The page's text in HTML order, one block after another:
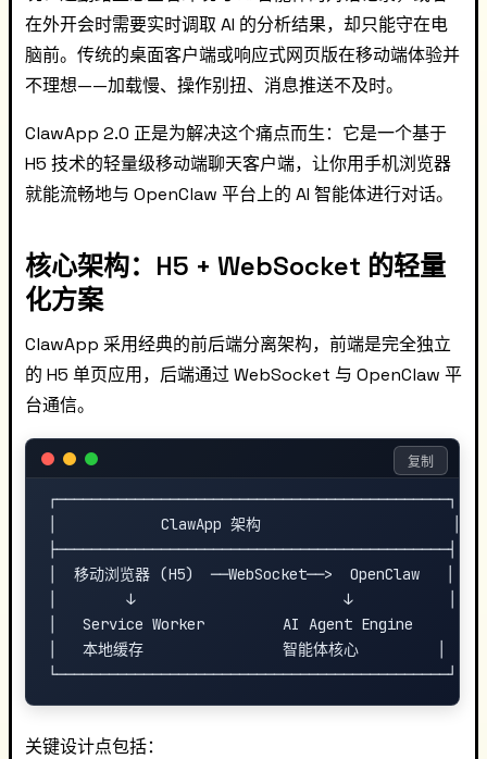
在外开会时需要实时调取 AI 的分析结果，却只能守在电
脑前。传统的桌面客户端或响应式网页版在移动端体验并
不理想——加载慢、操作别扭、消息推送不及时。
ClawApp 2.0 正是为解决这个痛点而生：它是一个基于
H5 技术的轻量级移动端聊天客户端，让你用手机浏览器
就能流畅地与 OpenClaw 平台上的 AI 智能体进行对话。
核心架构：H5 + WebSocket 的轻量
化方案
ClawApp 采用经典的前后端分离架构，前端是完全独立
的 H5 单页应用，后端通过 WebSocket 与 OpenClaw 平
台通信。
┌─────────────────────────────────────────────┐
│            ClawApp 架构                      │
├─────────────────────────────────────────────┤
│  移动浏览器 (H5)  ──WebSocket──>  OpenClaw   │
│        ↓                        ↓           │
│   Service Worker         AI Agent Engine     │
│   本地缓存                智能体核心         │
复制
关键设计点包括：